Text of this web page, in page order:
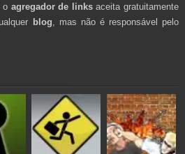
o agregador de linksaceita gratuitamente
blog , mas não é responsável pelo